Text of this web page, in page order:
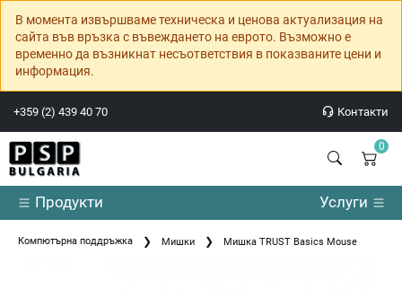
В момента извършваме техническа и ценова актуализация на
сайта във връзка с въвеждането на еврото. Възможно е
временно да възникнат несъответствия в показваните цени и
информация.
+359 (2) 439 40 70 Контакти
0
Продукти Услуги
Компютърна поддръжка Мишки Мишка TRUST Basics Mouse